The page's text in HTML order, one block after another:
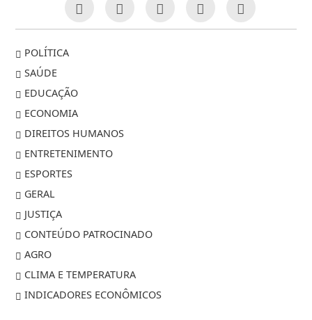
POLÍTICA
SAÚDE
EDUCAÇÃO
ECONOMIA
DIREITOS HUMANOS
ENTRETENIMENTO
ESPORTES
GERAL
JUSTIÇA
CONTEÚDO PATROCINADO
AGRO
CLIMA E TEMPERATURA
INDICADORES ECONÔMICOS